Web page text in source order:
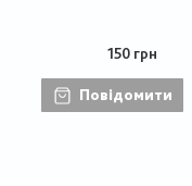
150 грн
Повідомити